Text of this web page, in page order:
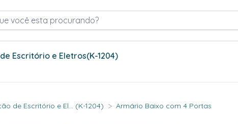
você esta procurando?
Escritório e Eletros(K-1204)
de Escritório e El... (K-1204) > Armário Baixo com 4 Portas